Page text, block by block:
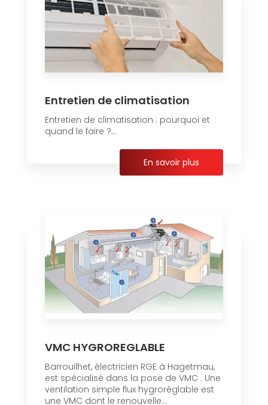
Entretien de climatisation
Entretien de climatisation : pourquoi et
quand le faire ?...
En savoir plus
VMC HYGROREGLABLE
Barrouilhet, électricien RGE à Hagetmau,
est spécialisé dans la pose de VMC . Une
ventilation simple flux hygroréglable est
une VMC dont le renouvelle...